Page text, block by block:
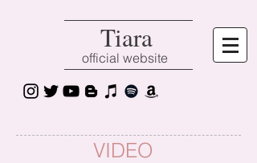
Tiara
official website
​VIDEO